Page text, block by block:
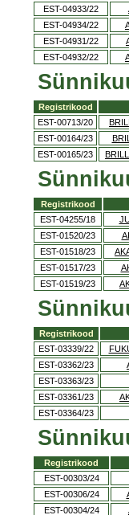
EST-04933/22
EST-04934/22
EST-04931/22
EST-04932/22
Registrikood
EST-00713/20
EST-00164/23
EST-00165/23
Registrikood
EST-04255/18
EST-01520/23
EST-01518/23
EST-01517/23
EST-01519/23
Registrikood
EST-03339/22
EST-03362/23
EST-03363/23
EST-03361/23
EST-03364/23
Registrikood
EST-00303/24
EST-00306/24
EST-00304/24